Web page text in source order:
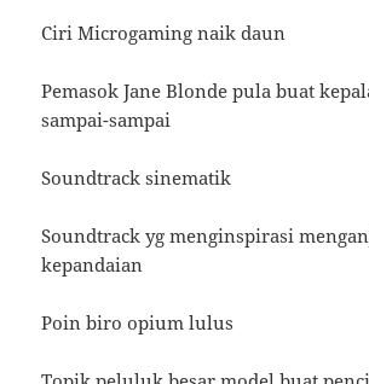
Ciri Microgaming naik daun
Pemasok Jane Blonde pula buat
sampai-sampai
Soundtrack sinematik
Soundtrack yg menginspirasi
kepandaian
Poin biro opium lulus